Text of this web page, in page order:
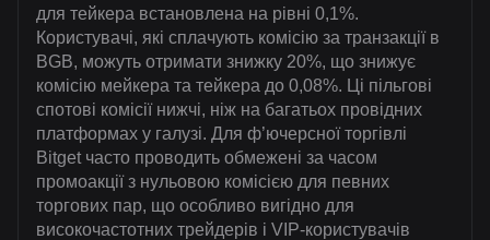
для тейкера встановлена на рівні 0,1%.
Користувачі, які сплачують комісію за транзакції в
BGB, можуть отримати знижку 20%, що знижує
комісію мейкера та тейкера до 0,08%. Ці пільгові
спотові комісії нижчі, ніж на багатьох провідних
платформах у галузі. Для ф’ючерсної торгівлі
Bitget часто проводить обмежені за часом
промоакції з нульовою комісією для певних
торгових пар, що особливо вигідно для
високочастотних трейдерів і VIP-користувачів